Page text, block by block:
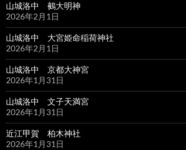
山城洛中 鵺大明神
2026年2月1日
山城洛中 大宮姫命稲荷神社
2026年2月1日
山城洛中 京都大神宮
2026年1月31日
山城洛中 文子天満宮
2026年1月31日
近江甲賀 柏木神社
2026年1月31日